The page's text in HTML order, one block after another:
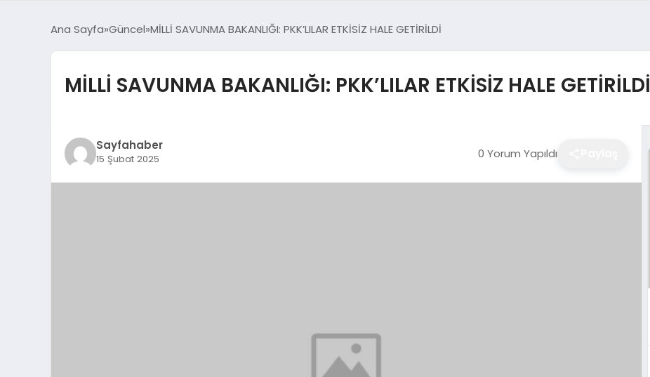
Ana Sayfa Güncel MİLLİ SAVUNMA BAKANLIĞI: PKK’LILAR ETKİSİZ HALE GETİRİLDİ
MİLLİ SAVUNMA BAKANLIĞI: PKK’LILAR ETKİSİZ HALE GETİRİLDİ
Sayfahaber
15 Şubat 2025 0 Yorum Yapıldı